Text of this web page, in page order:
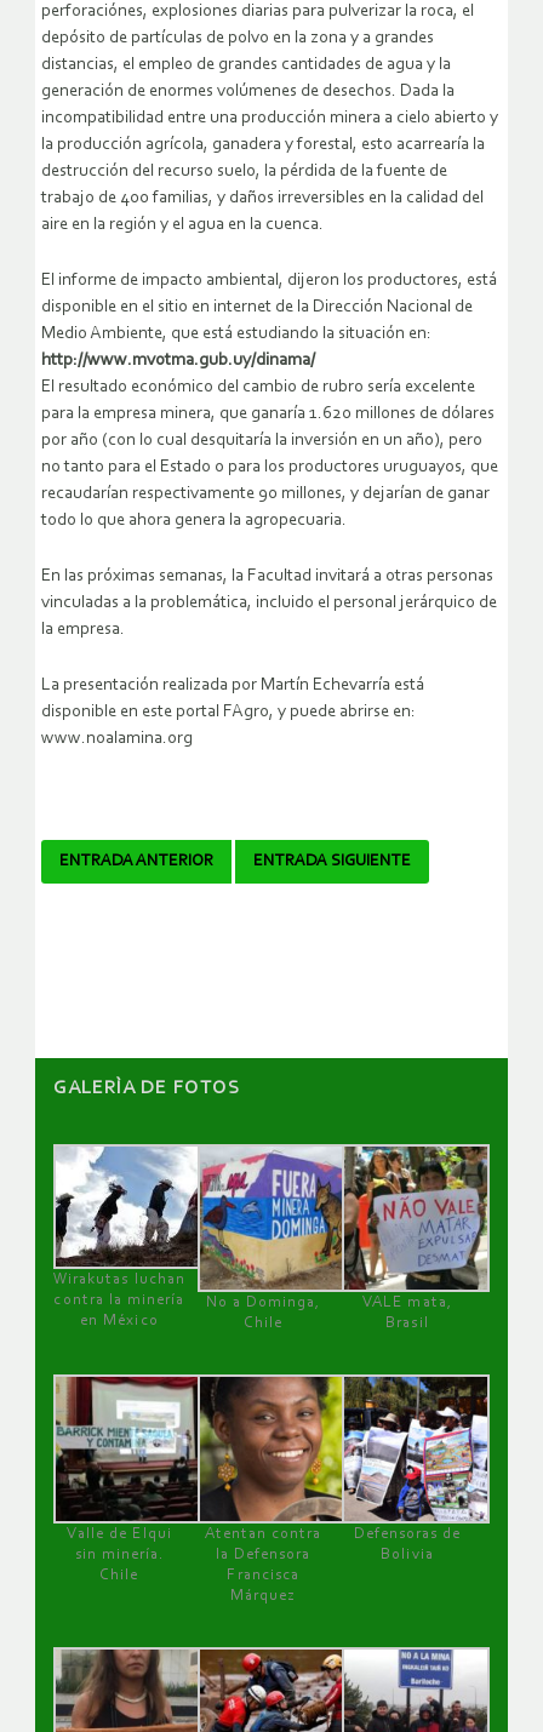
perforaciónes, explosiones diarias para pulverizar la roca, el
depósito de partículas de polvo en la zona y a grandes
distancias, el empleo de grandes cantidades de agua y la
generación de enormes volúmenes de desechos. Dada la
incompatibilidad entre una producción minera a cielo abierto y
la producción agrícola, ganadera y forestal, esto acarrearía la
destrucción del recurso suelo, la pérdida de la fuente de
trabajo de 400 familias, y daños irreversibles en la calidad del
aire en la región y el agua en la cuenca.
El informe de impacto ambiental, dijeron los productores, está
disponible en el sitio en internet de la Dirección Nacional de
Medio Ambiente, que está estudiando la situación en:
http://www.mvotma.gub.uy/dinama/
El resultado económico del cambio de rubro sería excelente
para la empresa minera, que ganaría 1.620 millones de dólares
por año (con lo cual desquitaría la inversión en un año), pero
no tanto para el Estado o para los productores uruguayos, que
recaudarían respectivamente 90 millones, y dejarían de ganar
todo lo que ahora genera la agropecuaria.
En las próximas semanas, la Facultad invitará a otras personas
vinculadas a la problemática, incluido el personal jerárquico de
la empresa.
La presentación realizada por Martín Echevarría está
disponible en este portal FAgro, y puede abrirse en:
www.noalamina.org
Navegador
ENTRADA ANTERIOR ENTRADA SIGUIENTE
GALERÌA DE FOTOS
Wirakutas luchan
contra la minería
en México
No a Dominga,
Chile
VALE mata,
Brasil
Valle de Elqui
sin minería.
Chile
Atentan contra
la Defensora
Francisca
Márquez
Defensoras de
Bolivia